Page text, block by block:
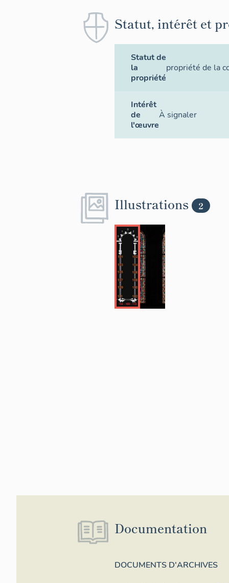
Statut, intérêt et
Statut de
la
propriété
propriété de la
Intérêt
de
l'œuvre
À signaler
Illustrations 2
Documentation
DOCUMENTS D'ARCHIVES